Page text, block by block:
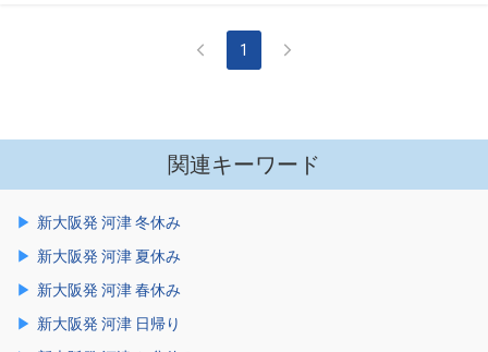
1
関連キーワード
新大阪発 河津 冬休み
新大阪発 河津 夏休み
新大阪発 河津 春休み
新大阪発 河津 日帰り